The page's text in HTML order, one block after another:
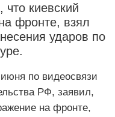
что киевский
фронте, взял
ударов по
по видеосвязи
РФ, заявил,
на фронте,